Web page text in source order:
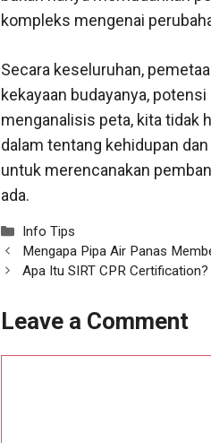
kompleks mengenai
Secara keseluruhan,
kekayaan budayanya,
menganalisis peta, kita tidak
dalam tentang kehidupan
untuk merencanakan
ada.
Categories
Info Tips
Mengapa Pipa Air Panas
Apa Itu SIRT CPR
Leave a Comment